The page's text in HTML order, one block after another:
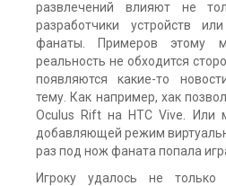
развлечений влияют не
разработчики устройств
фанаты. Примеров этому
реальность не обходится
появляются какие-то
тему. Как например, хак
Oculus Rift на HTC Vive. Или
добавляющей режим
раз под нож фаната попала
Игроку удалось не только